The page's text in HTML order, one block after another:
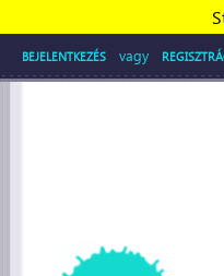
BEJELENTKEZÉS vagy